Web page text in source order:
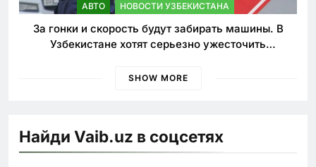
АВТО НОВОСТИ УЗБЕКИСТАНА
За гонки и скорость будут забирать машины. В
Узбекистане хотят серьезно ужесточить
SHOW MORE
Найди Vaib.uz в соцсетях